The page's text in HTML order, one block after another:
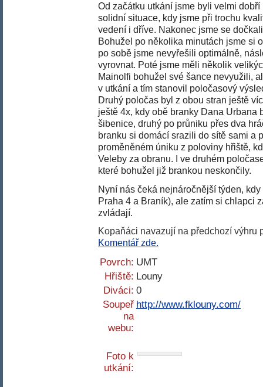
Od začátku utkání jsme byli velmi
solidní situace, kdy jsme při trochu
vedení i dříve. Nakonec jsme se
Bohužel po několika minutách jsme si
po sobě jsme nevyřešili optimálně,
vyrovnat. Poté jsme měli několik
Mainolfi bohužel své šance nevyužili,
v utkání a tím stanovil poločasový
Druhý poločas byl z obou stran ještě
ještě 4x, kdy obě branky Dana
šibenice, druhý po průniku přes dva
branku si domácí srazili do sítě sami a
proměněném úniku z poloviny hřiště,
Veleby za obranu. I ve druhém
které bohužel již brankou neskončily.
Nyní nás čeká nejnáročnější týden,
Praha 4 a Braník), ale zatím si chlapci
zvládají.
Kopaňáci navazují na předchozí výhru
Komentář zde.
Povrch: UMT
Hřiště: Louny
Diváci: 0
Soupeř
na
webu:
http://www.fklouny.com/
Foto k
utkání: